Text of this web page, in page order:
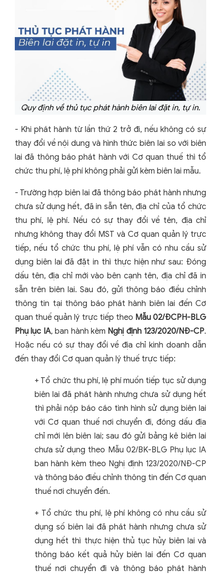
Quy định về thủ tục phát hành biên lai đặt in, tự in.
- Khi phát hành từ lần thứ 2 trở đi, nếu không có sự
thay đổi về nội dung và hình thức biên lai so với biên
lai đã thông báo phát hành với Cơ quan thuế thì tổ
chức thu phí, lệ phí không phải gửi kèm biên lai mẫu.
- Trường hợp biên lai đã thông báo phát hành nhưng
chưa sử dụng hết, đã in sẵn tên, địa chỉ của tổ chức
thu phí, lệ phí. Nếu có sự thay đổi về tên, địa chỉ
nhưng không thay đổi MST và Cơ quan quản lý trực
tiếp, nếu tổ chức thu phí, lệ phí vẫn có nhu cầu sử
dụng biên lai đã đặt in thì thực hiện như sau: Đóng
dấu tên, địa chỉ mới vào bên cạnh tên, địa chỉ đã in
sẵn trên biên lai. Sau đó, gửi thông báo điều chỉnh
thông tin tại thông báo phát hành biên lai đến Cơ
quan thuế quản lý trực tiếp theo Mẫu 02/ĐCPH-BLG
Phụ lục IA, ban hành kèm Nghị định 123/2020/NĐ-CP.
Hoặc nếu có sự thay đổi về địa chỉ kinh doanh dẫn
đến thay đổi Cơ quan quản lý thuế trực tiếp:
+ Tổ chức thu phí, lệ phí muốn tiếp tục sử dụng
biên lai đã phát hành nhưng chưa sử dụng hết
thì phải nộp báo cáo tình hình sử dụng biên lai
với Cơ quan thuế nơi chuyển đi, đóng dấu địa
chỉ mới lên biên lai; sau đó gửi bảng kê biên lai
chưa sử dụng theo Mẫu 02/BK-BLG Phụ lục IA
ban hành kèm theo Nghị định 123/2020/NĐ-CP
và thông báo điều chỉnh thông tin đến Cơ quan
thuế nơi chuyển đến.
+ Tổ chức thu phí, lệ phí không có nhu cầu sử
dụng số biên lai đã phát hành nhưng chưa sử
dụng hết thì thực hiện thủ tục hủy biên lai và
thông báo kết quả hủy biên lai đến Cơ quan
thuế nơi chuyển đi và thông báo phát hành